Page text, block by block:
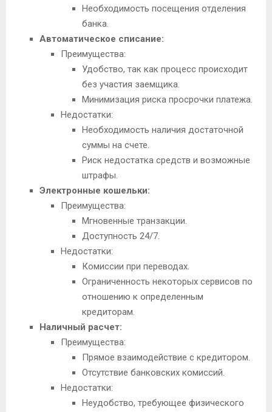
Необходимость посещения отделения
банка.
Автоматическое списание:
Преимущества:
Удобство, так как процесс происходит
без участия заемщика.
Минимизация риска просрочки платежа.
Недостатки:
Необходимость наличия достаточной
суммы на счете.
Риск недостатка средств и возможные
штрафы.
Электронные кошельки:
Преимущества:
Мгновенные транзакции.
Доступность 24/7.
Недостатки:
Комиссии при переводах.
Ограниченность некоторых сервисов по
отношению к определенным
кредиторам.
Наличный расчет:
Преимущества:
Прямое взаимодействие с кредитором.
Отсутствие банковских комиссий.
Недостатки:
Неудобство, требующее физического